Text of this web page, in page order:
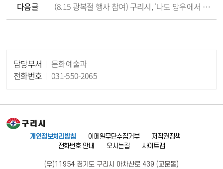
다음글 (8.15 광복절 행사 참여) 구리시, ‘나도 망우에서 독립을 외치다’
담당부서
문화예술과
전화번호
031-550-2065
개인정보처리방침 이메일무단수집거부
저작권정책
전화번호 안내
오시는길 사이트맵
(우)11954 경기도 구리시 아차산로 439 (교문동)